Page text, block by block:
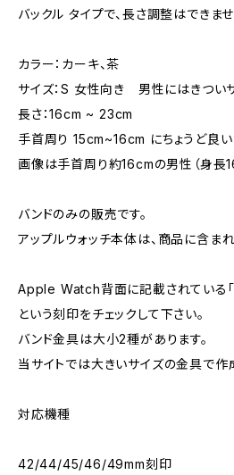
バックル タイプで、長さ調整はできませ
カラー：カーキ、茶
サイズ：S 女性向き 男性にはきついサ
長さ：16cm ~ 23cm
手首周り 15cm~16cm にちょうど良
画像は手首周り約16cmの男性（身長
バンドのみの販売です。
アップルウォッチ本体は、商品に含ま
Apple Watch背面に記載されている「
という刻印をチェックして下さい。
バンド金具は大小2種があります。
当サイトでは大きいサイズの金具で作
対応機種
42/44/45/46/49mm刻印